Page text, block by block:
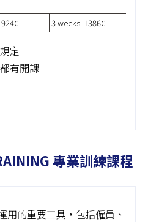
3 weeks: 1386€
定
有開課
專業訓練課程
用的重要工具，包括僱員、